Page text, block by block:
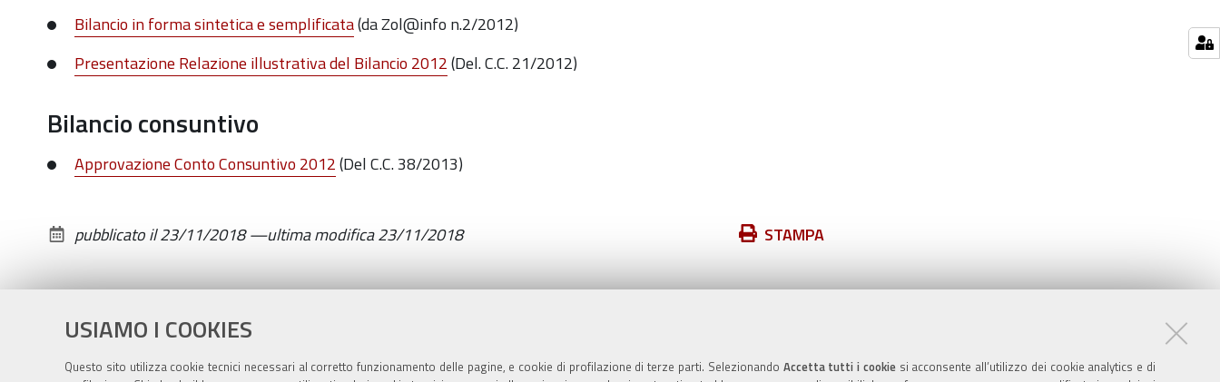
USIAMO I COOKIES
Questo sito utilizza cookie tecnici necessari al corretto funzionamento delle pagine, e cookie di profilazione di terze parti. Selezionando Accetta tutti i cookiesi acconsente all’utilizzo dei cookie analytics e di
Bilancio in forma sintetica e semplificata(da Zol@info n.2/2012)
Presentazione Relazione illustrativa del Bilancio 2012(Del. C.C. 21/2012)
Bilancio consuntivo
Approvazione Conto Consuntivo 2012(Del C.C. 38/2013)
Azioni
documento
STAMPA
pubblicato il23/11/2018—ultima modifica23/11/2018